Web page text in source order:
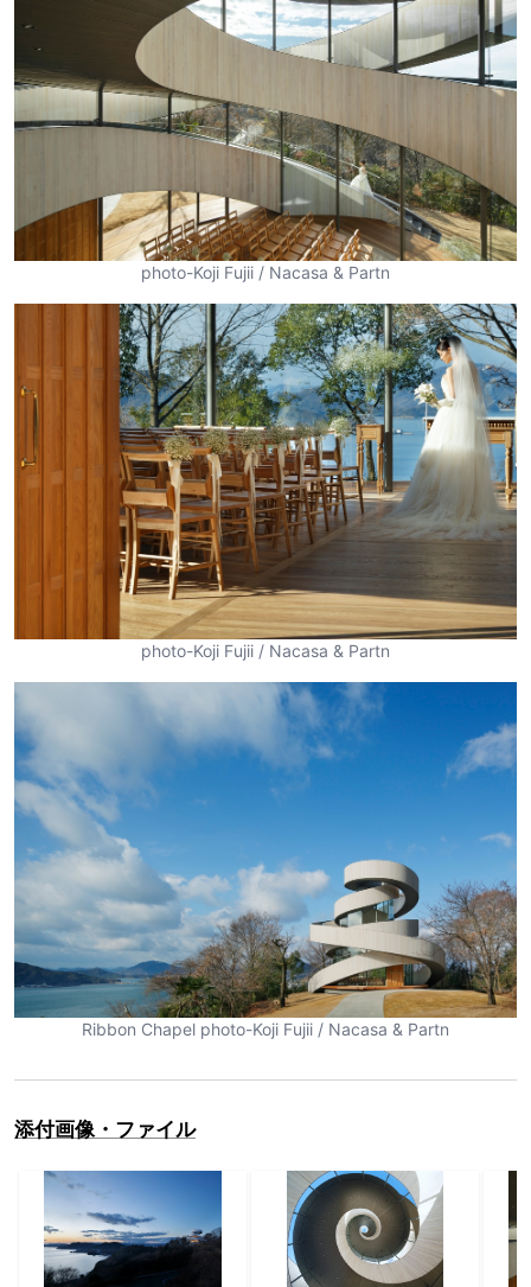
photo-Koji Fujii / Nacasa & Partn
photo-Koji Fujii / Nacasa & Partn
Ribbon Chapel photo-Koji Fujii / Nacasa & Partn
添付画像・ファイル